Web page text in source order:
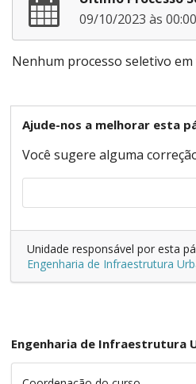
09/10/2023 às
Nenhum processo seletivo em
Ajude-nos a melhorar esta
Você sugere alguma
Unidade responsável por esta
Engenharia de Infraestrutura
Engenharia de Infraestrutura